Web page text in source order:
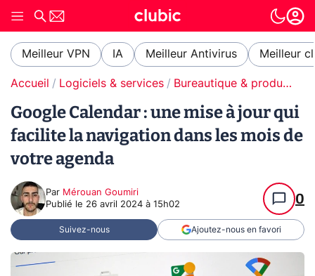
Meilleur VPN IA Meilleur Antivirus Meilleur
Accueil Logiciels & services Bureautique & productivité
Google Calendar : une mise à jour qui
facilite la navigation dans les mois de
votre agenda
Par Mérouan Goumiri
Publié le 26 avril 2024 à 15h02 0
Suivez-nous Ajoutez-nous en favori